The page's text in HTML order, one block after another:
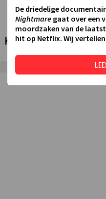
Komende tv-uitzendingen
De driedelige
Nightmare gaat over een
moordzaken van de
hit op Netflix. Wij